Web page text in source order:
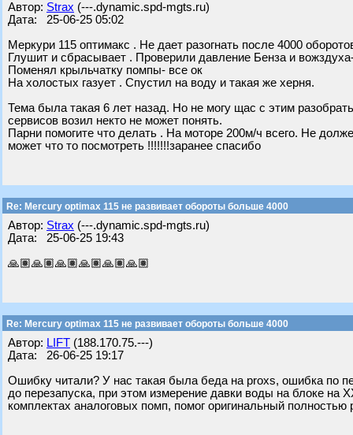
Автор: Strax (---.dynamic.spd-mgts.ru)
Дата: 25-06-25 05:02
Меркури 115 оптимакс . Не дает разогнать после 4000
Глушит и сбрасывает . Проверили давление Бенза и
Поменял крыльчатку помпы- все ок
На холостых газует . Спустил на воду и такая же херня.
Тема была такая 6 лет назад. Но не могу щас с этим
сервисов возил некто не может понять.
Парни помогите что делать . На моторе 200м/ч всего. Не
может что то посмотреть !!!!!!!заранее спасибо
Re: Mercury optimax 115 не развивает обороты больше 4000
Автор: Strax (---.dynamic.spd-mgts.ru)
Дата: 25-06-25 19:43
🙏🏽🙏🏽🙏🏽🙏🏽🙏🏽🙏🏽
Re: Mercury optimax 115 не развивает обороты больше 4000
Автор: LIFT (188.170.75.---)
Дата: 26-06-25 19:17
Ошибку читали? У нас такая была беда на proxs, ошибка по
до перезапуска, при этом измерение давки воды на блоке
комплектах аналоговых помп, помог оригинальный